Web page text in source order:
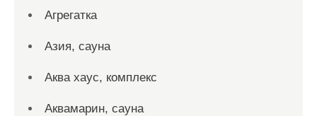
Агрегатка
Азия, сауна
Аква хаус, комплекс
Аквамарин, сауна